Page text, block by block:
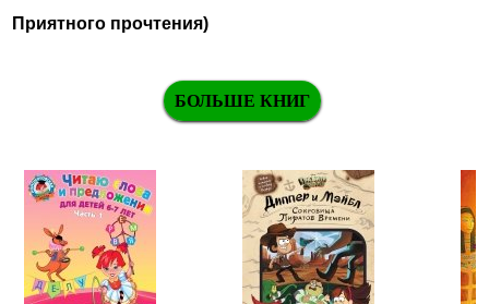
Приятного прочтения)
БОЛЬШЕ КНИГ